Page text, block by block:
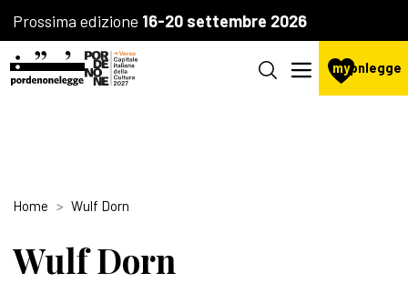
Prossima edizione 16-20 settembre 2026
mypnlegge
Home Wulf Dorn
Wulf Dorn